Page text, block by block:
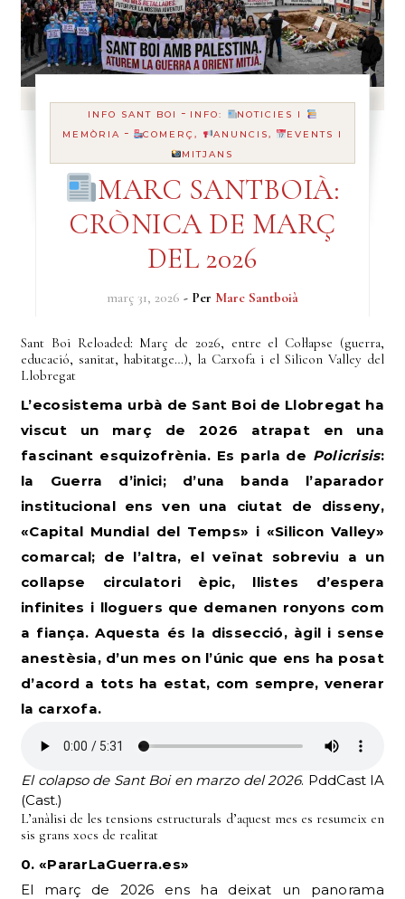
INFO SANT BOI - INFO:
NOTICIES I
MEMÒRIA - COMERÇ, ANUNCIS,
EVENTS I
MITJANS
MARC SANTBOIÀ:
CRÒNICA DE MARÇ
DEL 2026
març 31, 2026 - Per Marc Santboià
Sant Boi Reloaded: Març de 2026, entre el Col·lapse (guerra,
educació, sanitat, habitatge…), la Carxofa i el Silicon Valley del
Llobregat
L’ecosistema urbà de Sant Boi de Llobregat ha
viscut un març de 2026 atrapat en una
fascinant esquizofrènia. Es parla de Policrisis:
la Guerra d’inici; d’una banda l’aparador
institucional ens ven una ciutat de disseny,
«Capital Mundial del Temps» i «Silicon Valley»
comarcal; de l’altra, el veïnat sobreviu a un
col·lapse circulatori èpic, llistes d’espera
infinites i lloguers que demanen ronyons com
a fiança. Aquesta és la dissecció, àgil i sense
anestèsia, d’un mes on l’únic que ens ha posat
d’acord a tots ha estat, com sempre, venerar
la carxofa.
El colapso de Sant Boi en marzo del 2026. PddCast IA
(Cast.)
L’anàlisi de les tensions estructurals d’aquest mes es resumeix en
sis grans xocs de realitat
0. «PararLaGuerra.es»
El març de 2026 ens ha deixat un panorama